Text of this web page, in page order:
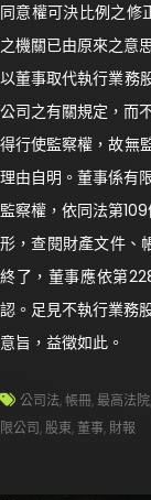
同意權可決比例之修
之機關已由原來之意
以董事取代執行業務
公司之有關規定，而
得行使監察權，故無
理由自明。董事係有
監察權，依同法第
形，查閱財產文件、
終了，董事應依第
認。足見不執行業務
意旨，益徵如此。
公司法, 帳冊,最高法院,
限公司,股東, 董事,財報